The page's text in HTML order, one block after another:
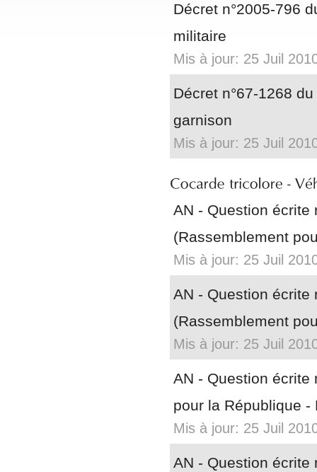
Décret n°2005-796
militaire
Mis à jour: 25 Juil
Décret n°67-1268
garnison
Mis à jour: 25 Juil
AN - Question écrite
(Rassemblement
Mis à jour: 25 Juil
AN - Question écrite
(Rassemblement
Mis à jour: 25 Juil
AN - Question écrite
pour la République -
Mis à jour: 25 Juil
AN - Question écrite